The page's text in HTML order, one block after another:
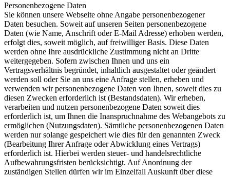
Personenbezogene Daten
Sie können unsere Webseite ohne Angabe personenbezogener
Daten besuchen. Soweit auf unseren Seiten personenbezogene
Daten (wie Name, Anschrift oder E-Mail Adresse) erhoben werden,
erfolgt dies, soweit möglich, auf freiwilliger Basis. Diese Daten
werden ohne Ihre ausdrückliche Zustimmung nicht an Dritte
weitergegeben. Sofern zwischen Ihnen und uns ein
Vertragsverhältnis begründet, inhaltlich ausgestaltet oder geändert
werden soll oder Sie an uns eine Anfrage stellen, erheben und
verwenden wir personenbezogene Daten von Ihnen, soweit dies zu
diesen Zwecken erforderlich ist (Bestandsdaten). Wir erheben,
verarbeiten und nutzen personenbezogene Daten soweit dies
erforderlich ist, um Ihnen die Inanspruchnahme des Webangebots zu
ermöglichen (Nutzungsdaten). Sämtliche personenbezogenen Daten
werden nur solange gespeichert wie dies für den genannten Zweck
(Bearbeitung Ihrer Anfrage oder Abwicklung eines Vertrags)
erforderlich ist. Hierbei werden steuer- und handelsrechtliche
Aufbewahrungsfristen berücksichtigt. Auf Anordnung der
zuständigen Stellen dürfen wir im Einzelfall Auskunft über diese